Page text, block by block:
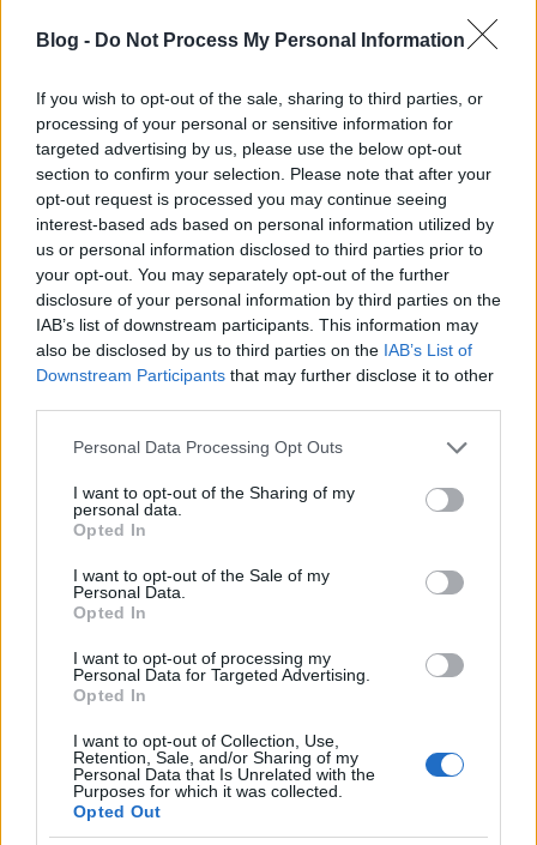
Blog - Do Not Process My Personal Information
If you wish to opt-out of the sale, sharing to third parties, or
processing of your personal or sensitive information for
targeted advertising by us, please use the below opt-out
section to confirm your selection. Please note that after your
opt-out request is processed you may continue seeing
interest-based ads based on personal information utilized by
us or personal information disclosed to third parties prior to
your opt-out. You may separately opt-out of the further
disclosure of your personal information by third parties on the
IAB’s list of downstream participants. This information may
also be disclosed by us to third parties on the IAB’s List of
Downstream Participants that may further disclose it to other
Please note that this website/app uses one or more Google
not limited to your visit or usage behaviour. You may click to
grant or deny consent to Google and its third-party tags to
use your data for below specified purposes in below Google
consent section.
Personal Data Processing Opt Outs
I want to opt-out of the Sharing of my
personal data.
Opted In
I want to opt-out of the Sale of my
Personal Data.
Opted In
I want to opt-out of processing my
Personal Data for Targeted Advertising.
Opted In
I want to opt-out of Collection, Use,
Retention, Sale, and/or Sharing of my
Personal Data that Is Unrelated with the
Purposes for which it was collected.
Opted Out
Én nem támadtam meg magát az Internetet, csupán
sőt káros tartamak rajta, de mi szeretnénk a saját
oldalainkat hasznos információkkal megtölteni.
Remélem ezzel kicsit közelebb tudtam számodra
hozni a református emberek látásmódját és ez
segíteni fog egymás jobb megértésében.
Várom további "epementes" észrevételeidet.
Héder János
BéDéKá posztumusz
Kedves János, kevés dolgot rühellek jobban, mint
amikor valaki érvelés gyanánt saját gondolatok
helyett agyonidézi a Bibliát. Abban a gazdag
tárházban nagyjából mindenre és mindennek az
ellenkezőjére is lehet megfelelő citátumot találni
(mellesleg azok ugyanúgy szövegkörnyezetükből
kiragadott mondatok...). De én hitvitákat semmi
esetre sem kívánok sem veled, sem mással folytatni.
amelyet persze szét lehet beszélni idézetekkel, de ez
az én szememben a lényegen nem változtat.
Az egyik ellentmondás az, hogy te az internetet